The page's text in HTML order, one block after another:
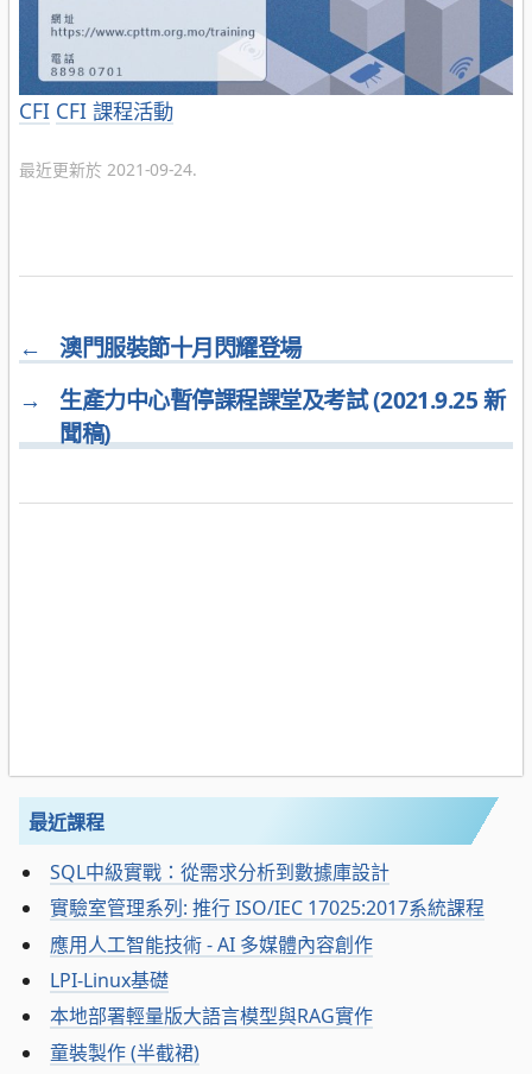
分
CFI CFI 課程活動
最近更新於 2021-09-24.
←
澳門服裝節十月閃耀登場
→
生產力中心暫停課程課堂及考試 (2021.9.25 新
聞稿)
最近課程
SQL中級實戰：從需求分析到數據庫設計
實驗室管理系列: 推行 ISO/IEC 17025:2017系統課程
應用人工智能技術 - AI 多媒體內容創作
LPI-Linux基礎
本地部署輕量版大語言模型與RAG實作
童裝製作 (半截裙)